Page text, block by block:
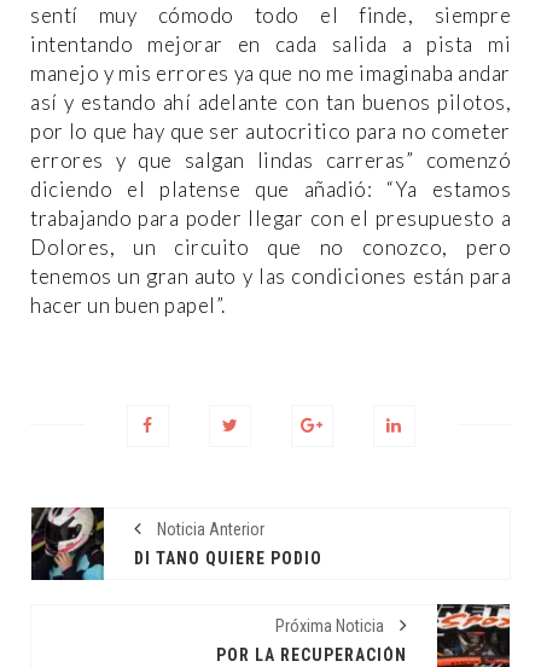
sentí muy cómodo todo el finde, siempre
intentando mejorar en cada salida a pista mi
manejo y mis errores ya que no me imaginaba andar
así y estando ahí adelante con tan buenos pilotos,
por lo que hay que ser autocritico para no cometer
errores y que salgan lindas carreras” comenzó
diciendo el platense que añadió: “Ya estamos
trabajando para poder llegar con el presupuesto a
Dolores, un circuito que no conozco, pero
tenemos un gran auto y las condiciones están para
hacer un buen papel”.
Noticia Anterior
DI TANO QUIERE PODIO
Próxima Noticia
POR LA RECUPERACIÓN